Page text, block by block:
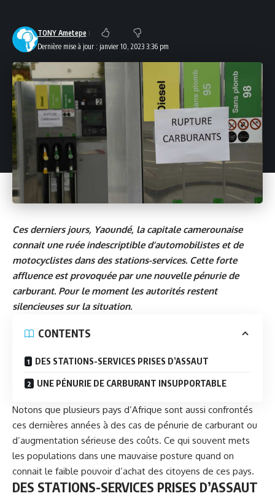
Dernière mise à jour : janvier 10, 2023 3:36 pm
TONY Ametepe
Ces derniers jours, Yaoundé, la capitale camerounaise
connait une ruée indescriptible d’automobilistes et de
motocyclistes dans des stations-services. Cette forte
affluence est provoquée par une nouvelle pénurie de
carburant. Pour le moment les autorités restent
silencieuses sur la situation.
CONTENTS
DES STATIONS-SERVICES PRISES D’ASSAUT
UNE PÉNURIE DE CARBURANT INSUPPORTABLE
Notons que plusieurs pays d’Afrique sont aussi confrontés
ces dernières années à des cas de pénurie de carburant ou
d’augmentation sérieuse des coûts. Ce qui souvent mets
les populations dans une mauvaise posture quand on
connait le faible pouvoir d’achat des citoyens de ces pays.
DES STATIONS-SERVICES PRISES D’ASSAUT